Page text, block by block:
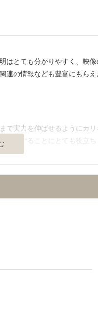
とても分かりやすく、映
連の情報なども豊富にもら
実力を伸ばせるようにカ
たりすることにとても役立ち
して授業を受けられます。
いて熟知しているため、
ールに通っていたために